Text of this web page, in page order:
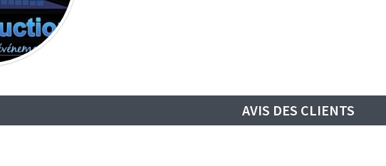
AVIS DES CLIENTS